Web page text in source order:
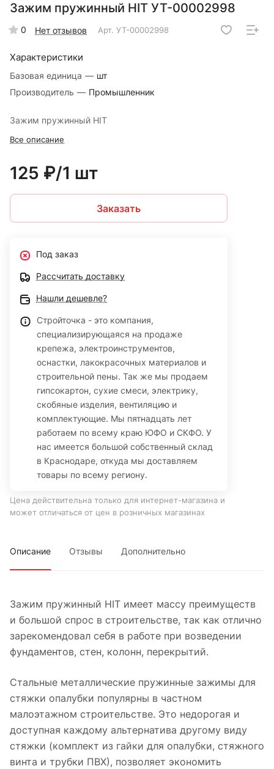
Зажим пружинный HIT УТ-00002998
0 Нет отзывов Арт. УТ-00002998
Характеристики
Базовая единица — шт
Производитель — Промышленник
Зажим пружинный HIT
Все описание
125 ₽/1 шт
Заказать
Под заказ
Рассчитать доставку
Нашли дешевле?
Стройточка - это компания,
специализирующаяся на продаже
крепежа, электроинструментов,
оснастки, лакокрасочных материалов и
строительной пены. Так же мы продаем
гипсокартон, сухие смеси, электрику,
скобяные изделия, вентиляцию и
комплектующие. Мы пятнадцать лет
работаем по всему краю ЮФО и СКФО. У
нас имеется большой собственный склад
в Краснодаре, откуда мы доставляем
товары по всему региону.
Цена действительна только для интернет-магазина и
может отличаться от цен в розничных магазинах
Описание Отзывы Дополнительно
Зажим пружинный HIT имеет массу преимуществ
и большой спрос в строительстве, так как отлично
зарекомендовал себя в работе при возведении
фундаментов, стен, колонн, перекрытий.
Стальные металлические пружинные зажимы для
стяжки опалубки популярны в частном
малоэтажном строительстве. Это недорогая и
доступная каждому альтернатива другому виду
стяжки (комплект из гайки для опалубки, стяжного
винта и трубки ПВХ), позволяет экономить